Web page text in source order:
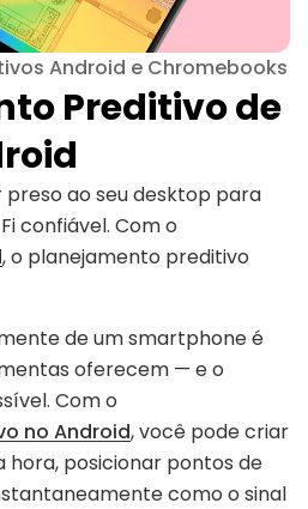
Android e Chromebooks
Preditivo de
ao seu desktop para
confiável. Com o
, o planejamento preditivo
de um smartphone é
oferecem — e o
Com o
no Android, você pode criar
hora, posicionar pontos de
como o sinal